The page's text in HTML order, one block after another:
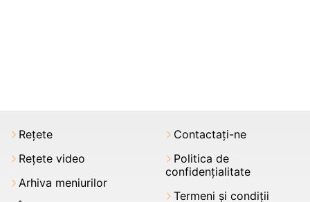
Rețete
Rețete video
Arhiva meniurilor
Contactați-ne
Politica de
confidențialitate
Termeni şi condiții